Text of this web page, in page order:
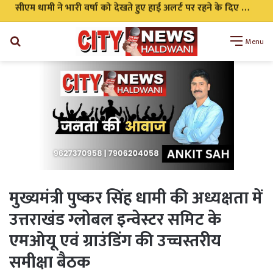
सीएम धामी ने भारी वर्षा को देखते हुए हाई अलर्ट पर रहने के दिए निर्देश सभी एजेंसी को किया अलर्ट
Menu
मुख्यमंत्री पुष्कर सिंह धामी की अध्यक्षता में
उत्तराखंड ग्लोबल इन्वेस्टर समिट के
एमओयू एवं ग्राउंडिंग की उच्चस्तरीय
समीक्षा बैठक